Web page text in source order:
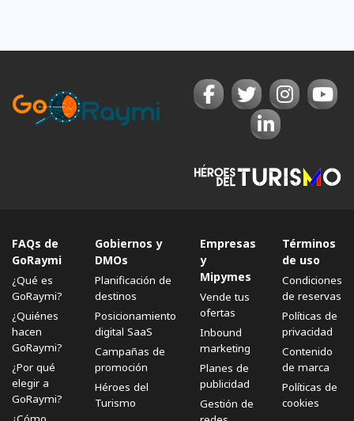
FAQs de
GoRaymi
¿Qué es
GoRaymi?
¿Quiénes
hacen
GoRaymi?
¿Por qué
elegir a
GoRaymi?
Gobiernos y
DMOs
Planificación de
destinos
Posicionamiento
digital SaaS
Campañas de
promoción
Héroes del
Turismo
Empresas
y
Mipymes
Vende tus
ofertas
Inbound
marketing
Planes de
publicidad
Gestión de
Términos
de uso
Condiciones
de reservas
Políticas de
privacidad
Contenido
de marca
Políticas de
cookies